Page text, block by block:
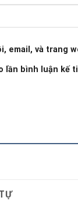
email, và trang
lần bình luận kế